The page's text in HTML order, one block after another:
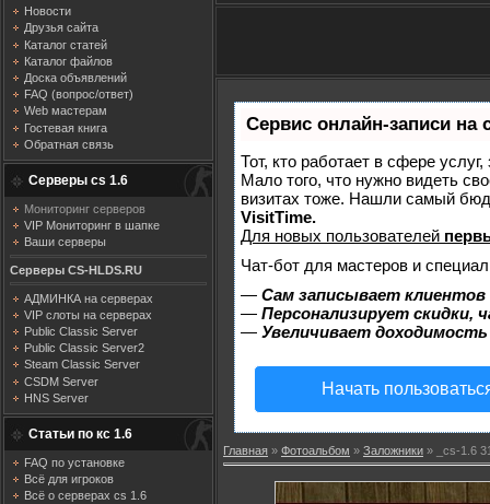
Новости
Друзья сайта
Каталог статей
Каталог файлов
Доска объявлений
FAQ (вопрос/ответ)
Web мастерам
Гостевая книга
Обратная связь
Серверы cs 1.6
Мониторинг серверов
VIP Мониторинг в шапке
Ваши серверы
Серверы CS-HLDS.RU
АДМИНКА на серверах
VIP слоты на серверах
Public Classic Server
Public Classic Server2
Steam Classic Server
CSDM Server
HNS Server
Статьи по кс 1.6
FAQ по установке
Всё для игроков
Всё о серверах cs 1.6
Сервис онлайн-записи на
Тот, кто работает в сфере
Мало того, что нужно видеть
визитах тоже. Нашли самый
VisitTime.
Для новых пользователей
Чат-бот для мастеров и
— Сам записывает
— Персонализирует скидки,
— Увеличивает
Начать
Главная » Фотоальбом » Заложники » _cs-1.6